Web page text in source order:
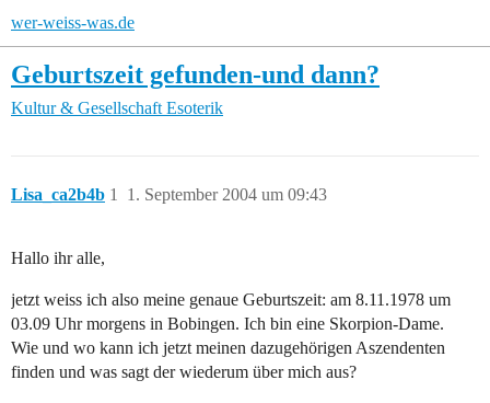
wer-weiss-was.de
Geburtszeit gefunden-und dann?
Kultur & Gesellschaft Esoterik
Lisa_ca2b4b 1. September 2004 um 09:43
1
Hallo ihr alle,
jetzt weiss ich also meine genaue Geburtszeit: am 8.11.1978 um
03.09 Uhr morgens in Bobingen. Ich bin eine Skorpion-Dame.
Wie und wo kann ich jetzt meinen dazugehörigen Aszendenten
finden und was sagt der wiederum über mich aus?